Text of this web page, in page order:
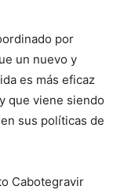
por
un nuevo y
es más eficaz
que viene siendo
sus políticas de
Cabotegravir